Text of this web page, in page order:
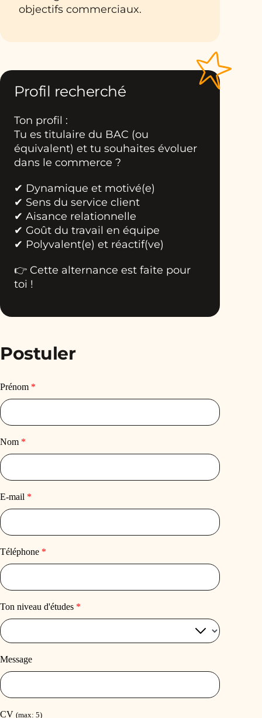
objectifs commerciaux.
Profil recherché
Ton profil :
Tu es titulaire du BAC (ou
équivalent) et tu souhaites évoluer
dans le commerce ?
✔ Dynamique et motivé(e)
✔ Sens du service client
✔ Aisance relationnelle
✔ Goût du travail en équipe
✔ Polyvalent(e) et réactif(ve)
👉 Cette alternance est faite pour
toi !
Postuler